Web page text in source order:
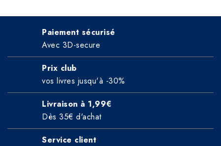
Paiement sécurisé
Avec 3D-secure
Prix club
vos livres jusqu'à -30%
Livraison à 1,99€
Dès 35€ d'achat
Service client